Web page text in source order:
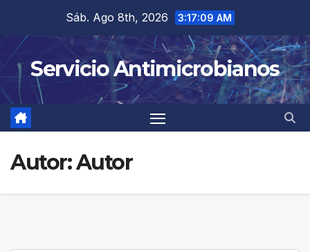
contenido
Sáb. Ago 8th, 2026 3:17:09 AM
Servicio Antimicrobianos
Autor:Autor